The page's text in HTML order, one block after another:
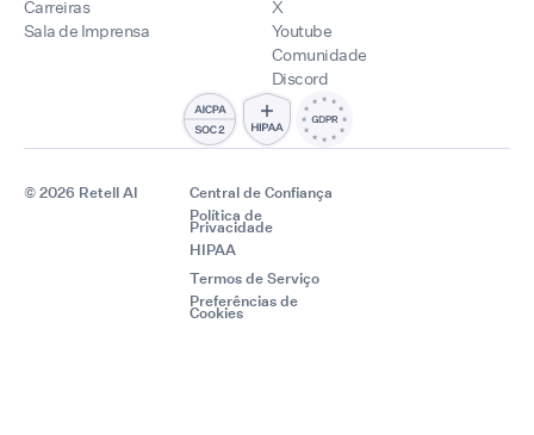
Carreiras
Sala de Imprensa
X
Youtube
Comunidade
Discord
© 2026 Retell AI
Central de Confiança
Política de
Privacidade
HIPAA
Termos de Serviço
Preferências de
Cookies